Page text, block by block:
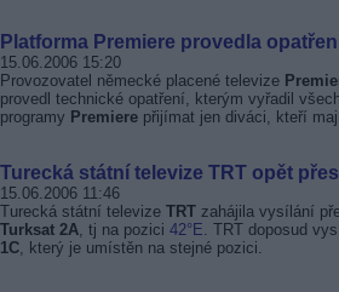
Platforma Premiere provedla
15.06.2006 15:20
Provozovatel německé placené televize
provedl technické opatření, kterým vyřadil
programy Premiere přijímat jen diváci, kteří
Turecká státní televize TRT opět
15.06.2006 11:46
Turecká státní televize TRT zahájila vysílání
Turksat 2A, tj na pozici 42°E. TRT doposud
1C, který je umístěn na stejné pozici.